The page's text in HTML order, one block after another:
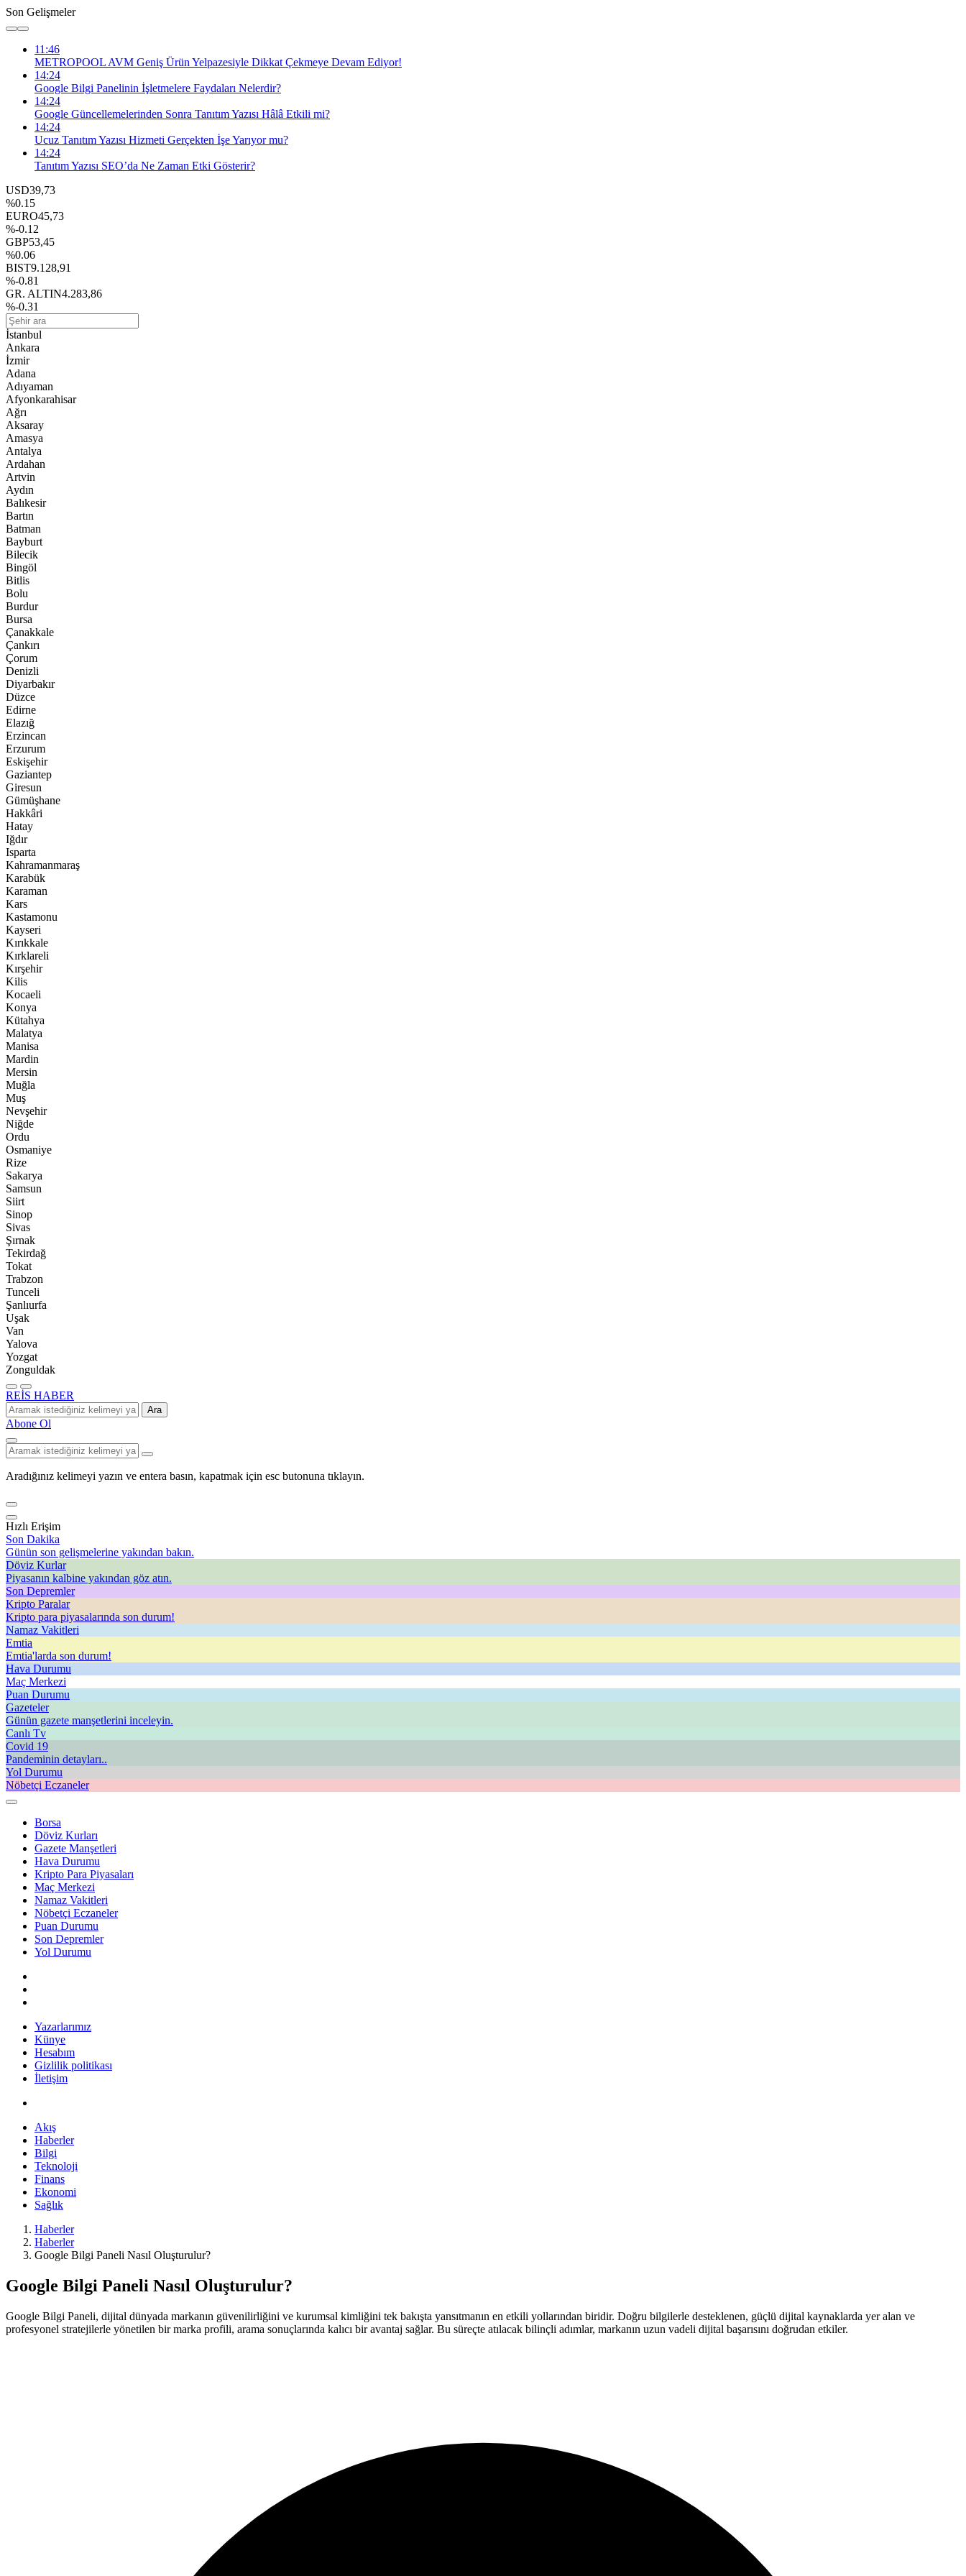
Son Gelişmeler
11:46
METROPOOL AVM Geniş Ürün Yelpazesiyle Dikkat Çekmeye Devam Ediyor!
14:24
Google Bilgi Panelinin İşletmelere Faydaları Nelerdir?
14:24
Google Güncellemelerinden Sonra Tanıtım Yazısı Hâlâ Etkili mi?
14:24
Ucuz Tanıtım Yazısı Hizmeti Gerçekten İşe Yarıyor mu?
14:24
Tanıtım Yazısı SEO’da Ne Zaman Etki Gösterir?
USD39,73
%0.15
EURO45,73
%-0.12
GBP53,45
%0.06
BIST9.128,91
%-0.81
GR. ALTIN4.283,86
%-0.31
İstanbul
Ankara
İzmir
Adana
Adıyaman
Afyonkarahisar
Ağrı
Aksaray
Amasya
Antalya
Ardahan
Artvin
Aydın
Balıkesir
Bartın
Batman
Bayburt
Bilecik
Bingöl
Bitlis
Bolu
Burdur
Bursa
Çanakkale
Çankırı
Çorum
Denizli
Diyarbakır
Düzce
Edirne
Elazığ
Erzincan
Erzurum
Eskişehir
Gaziantep
Giresun
Gümüşhane
Hakkâri
Hatay
Iğdır
Isparta
Kahramanmaraş
Karabük
Karaman
Kars
Kastamonu
Kayseri
Kırıkkale
Kırklareli
Kırşehir
Kilis
Kocaeli
Konya
Kütahya
Malatya
Manisa
Mardin
Mersin
Muğla
Muş
Nevşehir
Niğde
Ordu
Osmaniye
Rize
Sakarya
Samsun
Siirt
Sinop
Sivas
Şırnak
Tekirdağ
Tokat
Trabzon
Tunceli
Şanlıurfa
Uşak
Van
Yalova
Yozgat
Zonguldak
REİS HABER
Ara
Abone Ol
Aradığınız kelimeyi yazın ve entera basın, kapatmak için esc butonuna tıklayın.
Hızlı Erişim
Son Dakika
Günün son gelişmelerine yakından bakın.
Döviz Kurlar
Piyasanın kalbine yakından göz atın.
Son Depremler
Kripto Paralar
Kripto para piyasalarında son durum!
Namaz Vakitleri
Emtia
Emtia'larda son durum!
Hava Durumu
Maç Merkezi
Puan Durumu
Gazeteler
Günün gazete manşetlerini inceleyin.
Canlı Tv
Covid 19
Pandeminin detayları..
Yol Durumu
Nöbetçi Eczaneler
Borsa
Döviz Kurları
Gazete Manşetleri
Hava Durumu
Kripto Para Piyasaları
Maç Merkezi
Namaz Vakitleri
Nöbetçi Eczaneler
Puan Durumu
Son Depremler
Yol Durumu
Yazarlarımız
Künye
Hesabım
Gizlilik politikası
İletişim
Akış
Haberler
Bilgi
Teknoloji
Finans
Ekonomi
Sağlık
Haberler
Haberler
Google Bilgi Paneli Nasıl Oluşturulur?
Google Bilgi Paneli Nasıl Oluşturulur?
Google Bilgi Paneli, dijital dünyada markanın güvenilirliğini ve kurumsal kimliğini tek bakışta yansıtmanın en etkili yollarından biridir. Doğru bilgilerle desteklenen, güçlü dijital kaynaklarda yer alan ve
profesyonel stratejilerle yönetilen bir marka profili, arama sonuçlarında kalıcı bir avantaj sağlar. Bu süreçte atılacak bilinçli adımlar, markanın uzun vadeli dijital başarısını doğrudan etkiler.